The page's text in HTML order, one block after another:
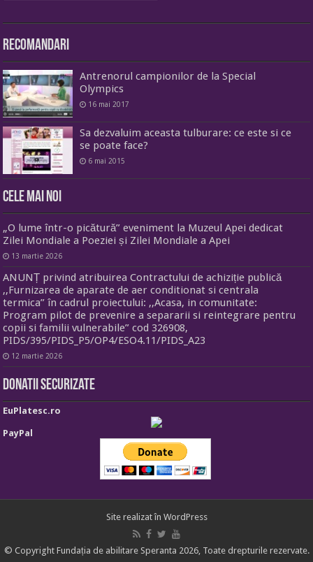
Recomandari
Antrenorul campionilor de la Special
Olympics
16 mai 2017
Sa dezvaluim aceasta tulburare: ce este si ce
se poate face?
6 mai 2015
Cele mai noi
„O lume într-o picătură” eveniment la Muzeul Apei dedicat
Zilei Mondiale a Poeziei și Zilei Mondiale a Apei
13 martie 2026
ANUNȚ privind atribuirea Contractului de achiziție publică
,,Furnizarea de aparate de aer conditionat si centrala
termica” în cadrul proiectului: ,,Acasa, in comunitate:
Program pilot de prevenire a separarii si reintegrare pentru
copii si familii vulnerabile” cod 326908,
PIDS/395/PIDS_P5/OP4/ESO4.11/PIDS_A23
12 martie 2026
Donatii securizate
EuPlatesc.ro
PayPal
Site realizat în WordPress
© Copyright Fundația de abilitare Speranta 2026, Toate drepturile rezervate.